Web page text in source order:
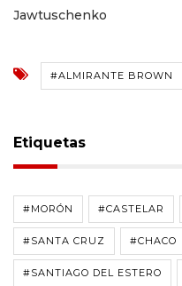
Jawtuschenko
#ALMIRANTE BROWN
Etiquetas
#MORÓN #CASTELAR
#SANTA CRUZ #CHACO
#SANTIAGO DEL ESTERO